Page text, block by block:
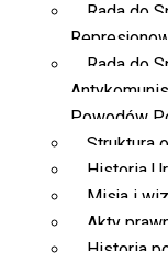
Rada do
Rada do
Powodów
Struktura
Historia
Misja i
Akty
Historia